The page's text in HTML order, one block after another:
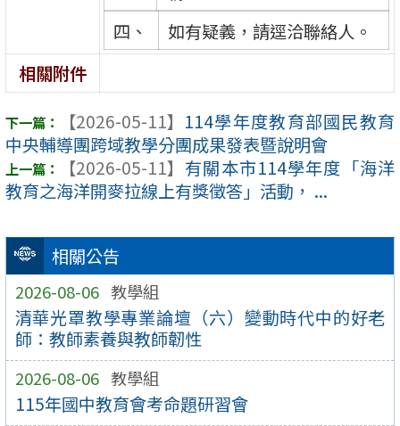
相關公告
2026-08-06 教學組
清華光罩教學專業論壇（六）變動時代中的好老
師：教師素養與教師韌性
2026-08-06 教學組
115年國中教育會考命題研習會
四、
如有疑義，請逕洽聯絡人。
相關附件
【2026-05-11】 114學年度教育部國民教育
中央輔導團跨域教學分團成果發表暨說明會
【2026-05-11】 有關本市114學年度「海洋
教育之海洋開麥拉線上有獎徵答」活動， ...